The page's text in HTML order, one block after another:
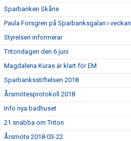
Sparbanken Skåne
Paula Forsgren på Sparbanksgalan i veckan
Styrelsen informerar
Tritondagen den 6 juni
Magdalena Kuras är klart för EM
Sparbanksstiftelsen 2018
Årsmötesprotokoll 2018
Info nya badhuset
21 snabba om Triton
Årsmöte 2018-03-22